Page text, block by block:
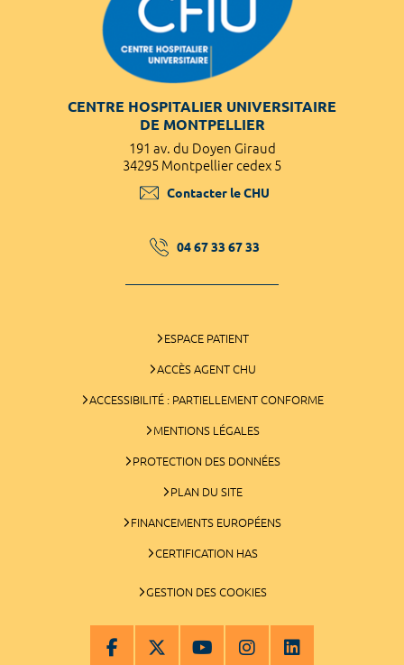
CENTRE HOSPITALIER UNIVERSITAIRE
DE MONTPELLIER
191 av. du Doyen Giraud
34295 Montpellier cedex 5
Contacter le CHU
04 67 33 67 33
ESPACE PATIENT
ACCÈS AGENT CHU
ACCESSIBILITÉ : PARTIELLEMENT CONFORME
MENTIONS LÉGALES
PROTECTION DES DONNÉES
PLAN DU SITE
FINANCEMENTS EUROPÉENS
CERTIFICATION HAS
GESTION DES COOKIES